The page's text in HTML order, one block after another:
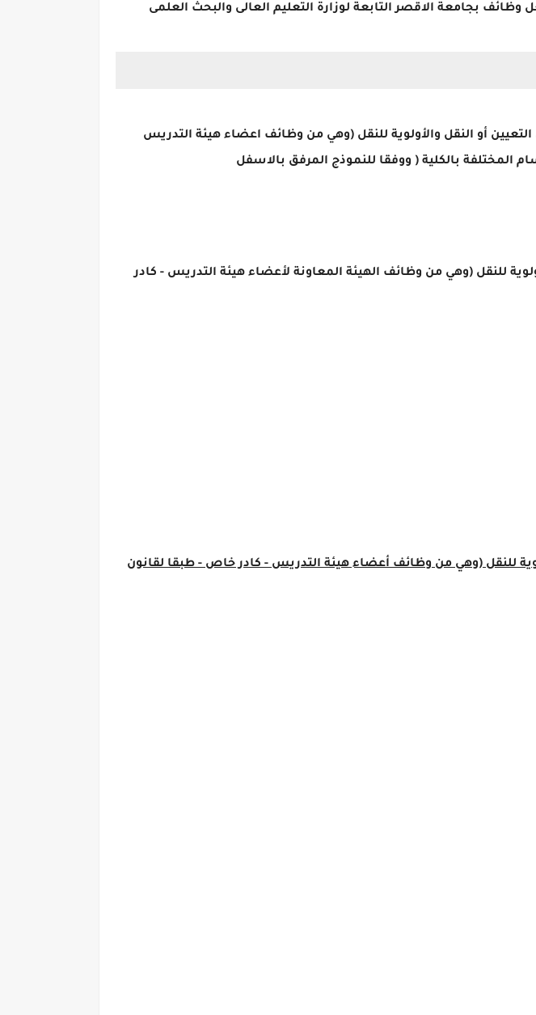
وظائف بجامعة الاقصر التابعة لوزارة التعليم العالى والبحث العلمى
أو النقل والأولوية للنقل (وهي من وظائف اعضاء هيئة التدريس
للنقل (وهي من وظائف الهيئة المعاونة لأعضاء هيئة التدريس - كادر
للنقل (وهي من وظائف أعضاء هيئة التدريس - كادر خاص - طبقا لقانون